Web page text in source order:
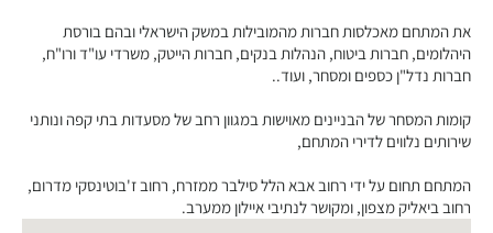
את המתחם מאכלסות חברות מהמובילות במשק הישראלי ובהם בורסת
היהלומים, חברות ביטוח, הנהלות בנקים, חברות הייטק, משרדי עו"ד ורו"ח,
חברות נדל"ן כספים ומסחר, ועוד..
קומות המסחר של הבניינים מאוישות במגוון רחב של מסעדות בתי קפה ונותני
שירותים נלווים לדירי המתחם,
המתחם תחום על ידי רחוב אבא הלל סילבר ממזרח, רחוב ז'בוטינסקי מדרום,
רחוב ביאליק מצפון, ומקושר לנתיבי איילון ממערב.